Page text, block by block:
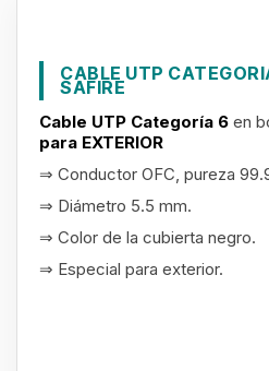
CABLE UTP
SAFIRE
Cable UTP Categoría 6 en
para EXTERIOR
⇒ Conductor OFC, pureza
⇒ Diámetro 5.5 mm.
⇒ Color de la cubierta negro.
⇒ Especial para exterior.